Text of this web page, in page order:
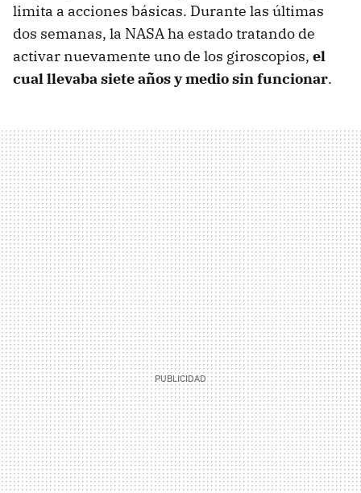
limita a acciones básicas. Durante las últimas
dos semanas, la NASA ha estado tratando de
activar nuevamente uno de los giroscopios, el
cual llevaba siete años y medio sin funcionar.